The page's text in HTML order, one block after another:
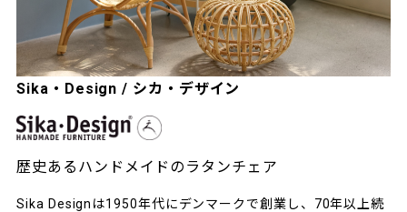
Sika・Design / シカ・デザイン
歴史あるハンドメイドのラタンチェア
Sika Designは1950年代にデンマークで創業し、70年以上続